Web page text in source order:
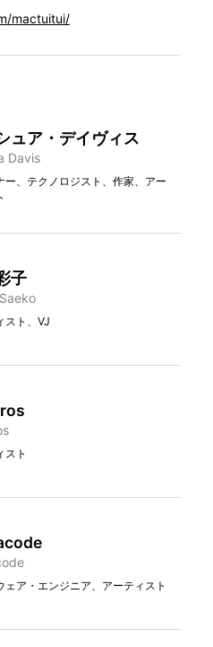
mactuitui/
ュア・デイヴィス
Davis
ー、テクノロジスト、作家、アー
子
スト、VJ
スト
ェア・エンジニア、アーティスト